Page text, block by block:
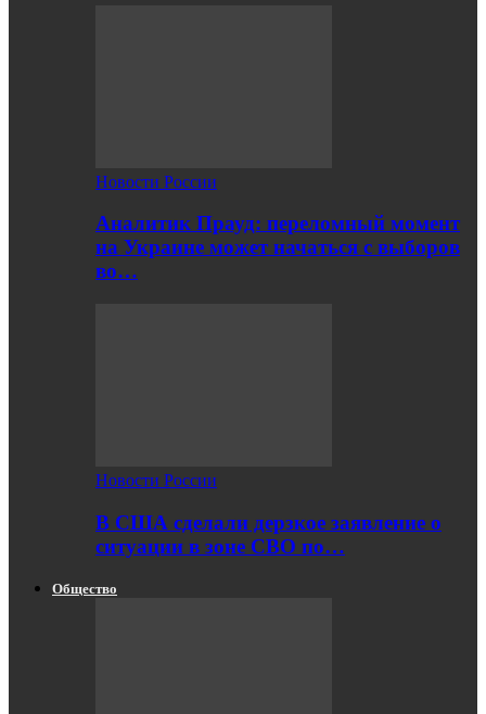
Новости России
Аналитик Прауд: переломный момент
на Украине может начаться с выборов
во…
Новости России
В США сделали дерзкое заявление о
ситуации в зоне СВО по…
Общество